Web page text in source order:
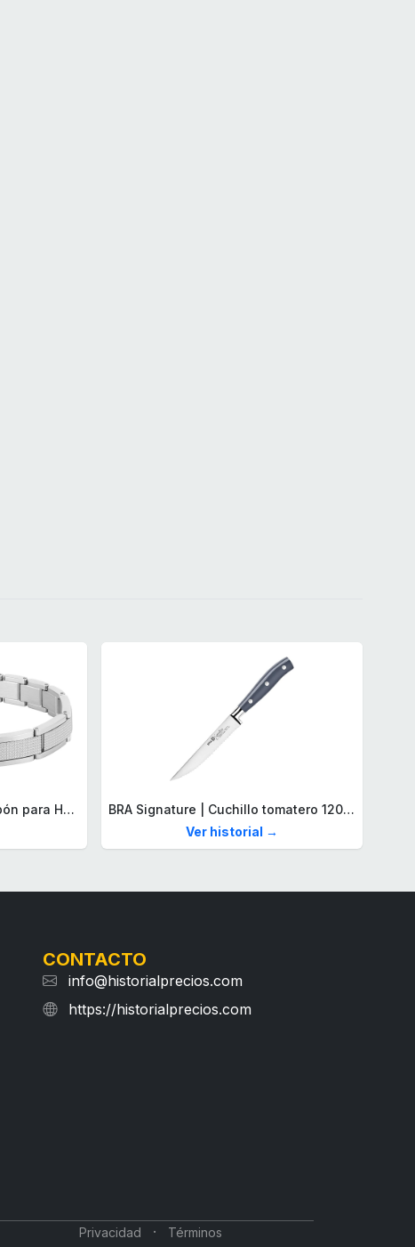
Lacoste Brazalete de eslabón para Hombre Colección STENCIL de Acero inoxidable
BRA Signature | Cuchillo tomatero 120 mm, Acero Inoxidable alemán forjado con Molibdeno Vanadio, Mango Remachado ABS, Diseño Ergonómico, Hoja 1,6 mm espesor
Ver historial →
CONTACTO
info@historialprecios.com
https://historialprecios.com
Privacidad · Términos